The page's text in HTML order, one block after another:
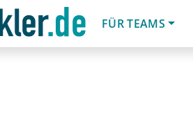
FÜR TEAMS